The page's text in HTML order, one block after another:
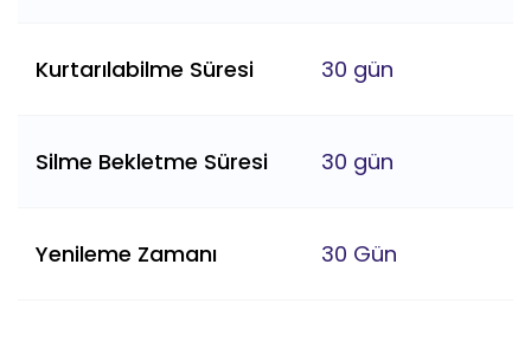
Kurtarılabilme Süresi 30 gün
Silme Bekletme Süresi 30 gün
Yenileme Zamanı 30 Gün